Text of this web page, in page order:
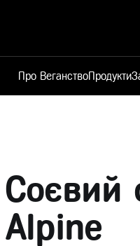
Про ВеганствоПродукти
Cоєвий
Alpine